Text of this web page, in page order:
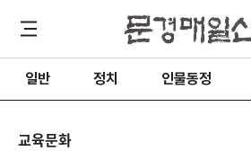
일반 정치 인물동정
교육문화